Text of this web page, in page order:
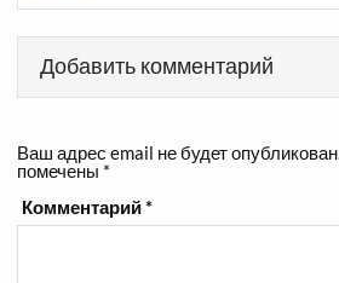
Добавить комментарий
Ваш адрес email не будет опубликован.
помечены *
Комментарий*